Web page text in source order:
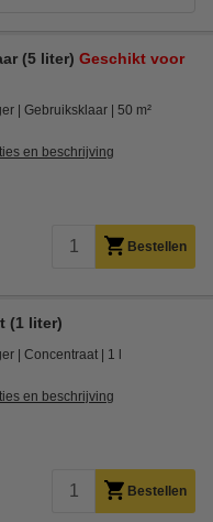
(5 liter) Geschikt voor
Gebruiksklaar 50 m²
en beschrijving
Bestellen
(1 liter)
Concentraat 1 l
en beschrijving
Bestellen